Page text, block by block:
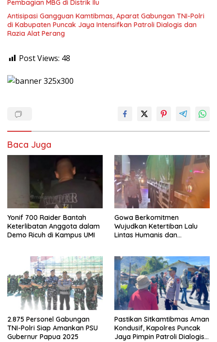
Pembagian MBG di Distrik Ilu
Antisipasi Gangguan Kamtibmas, Aparat Gabungan TNI-Polri
di Kabupaten Puncak Jaya Intensifkan Patroli Dialogis dan
Razia Alat Perang
Post Views: 48
Baca Juga
Yonif 700 Raider Bantah
Keterlibatan Anggota dalam
Demo Ricuh di Kampus UMI
Gowa Berkomitmen
Wujudkan Ketertiban Lalu
Lintas Humanis dan
2.875 Personel Gabungan
TNI-Polri Siap Amankan PSU
Gubernur Papua 2025
Pastikan Sitkamtibmas Aman
Kondusif, Kapolres Puncak
Jaya Pimpin Patroli Dialogis